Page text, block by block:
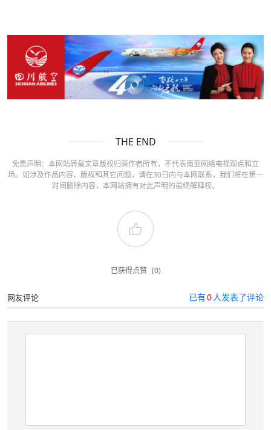
THE END
免责声明：本网站转载文章版权归原作者所有，不代表南亚网络电视观点和立
场。如涉及作品内容、版权和其它问题，请在30日内与本网联系，我们将在第一
时间删除内容，本网站拥有对此声明的最终解释权。
已获得点赞 (0)
网友评论 已有0 人发表了评论